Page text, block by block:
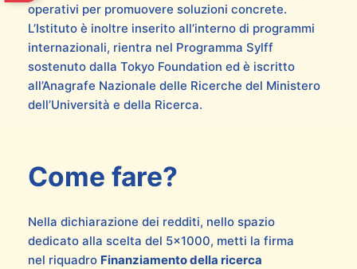
operativi per promuovere soluzioni concrete.
L’Istituto è inoltre inserito all’interno di programmi
internazionali, rientra nel Programma Sylff
sostenuto dalla Tokyo Foundation ed è iscritto
all’Anagrafe Nazionale delle Ricerche del Ministero
dell’Università e della Ricerca.
Come fare?
Nella dichiarazione dei redditi, nello spazio
dedicato alla scelta del 5×1000, metti la firma
nel riquadro Finanziamento della ricerca